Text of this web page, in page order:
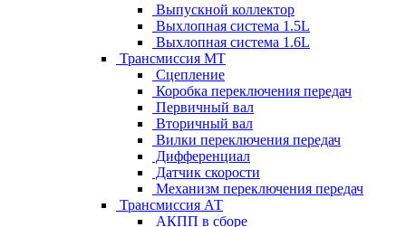
Выпускной коллектор
Выхлопная система 1.5L
Выхлопная система 1.6L
Трансмиссия МТ
Сцепление
Коробка переключения передач
Первичный вал
Вторичный вал
Вилки переключения передач
Дифференциал
Датчик скорости
Механизм переключения передач
Трансмиссия АТ
АКПП в сборе